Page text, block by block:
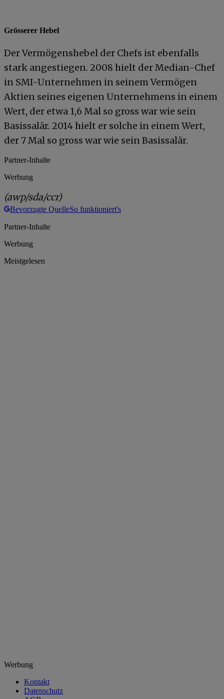
Grösserer Hebel
Der Vermögenshebel der Chefs ist ebenfalls
stark angestiegen. 2008 hielt der Median-Chef
in SMI-Unternehmen in seinem Vermögen
Aktien seines eigenen Unternehmens in einem
Wert, der etwa 1,6 Mal so gross war wie sein
Basissalär. 2014 hielt er solche in einem Wert,
der 7 Mal so gross war wie sein Basissalär.
Partner-Inhalte
Werbung
(awp/sda/ccr)
Bevorzugte QuelleSo funktioniert's
Partner-Inhalte
Werbung
Meistgelesen
Werbung
Kontakt
Datenschutz